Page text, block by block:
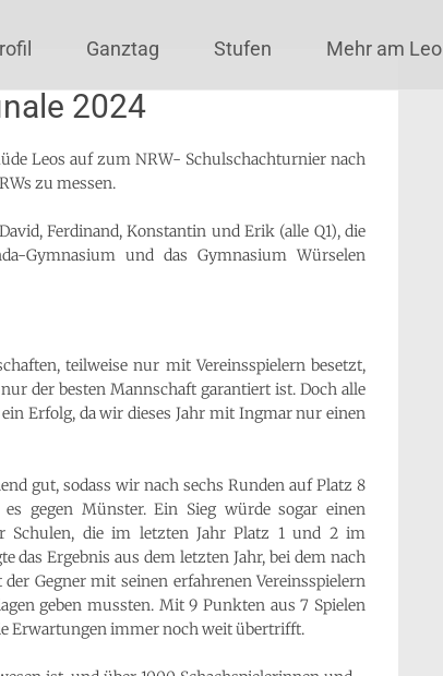
Ganztag Stufen Mehr am Leo
2024
Leos auf zum NRW- Schulschachturnier nach
zu messen.
Ferdinand, Konstantin und Erik (alle Q1), die
Gymnasium und das Gymnasium Würselen
teilweise nur mit Vereinsspielern besetzt,
der besten Mannschaft garantiert ist. Doch alle
Erfolg, da wir dieses Jahr mit Ingmar nur einen
gut, sodass wir nach sechs Runden auf Platz 8
gegen Münster. Ein Sieg würde sogar einen
Schulen, die im letzten Jahr Platz 1 und 2 im
das Ergebnis aus dem letzten Jahr, bei dem nach
Gegner mit seinen erfahrenen Vereinsspielern
geben mussten. Mit 9 Punkten aus 7 Spielen
Erwartungen immer noch weit übertrifft.